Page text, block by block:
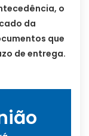
o
da
que
de entrega.